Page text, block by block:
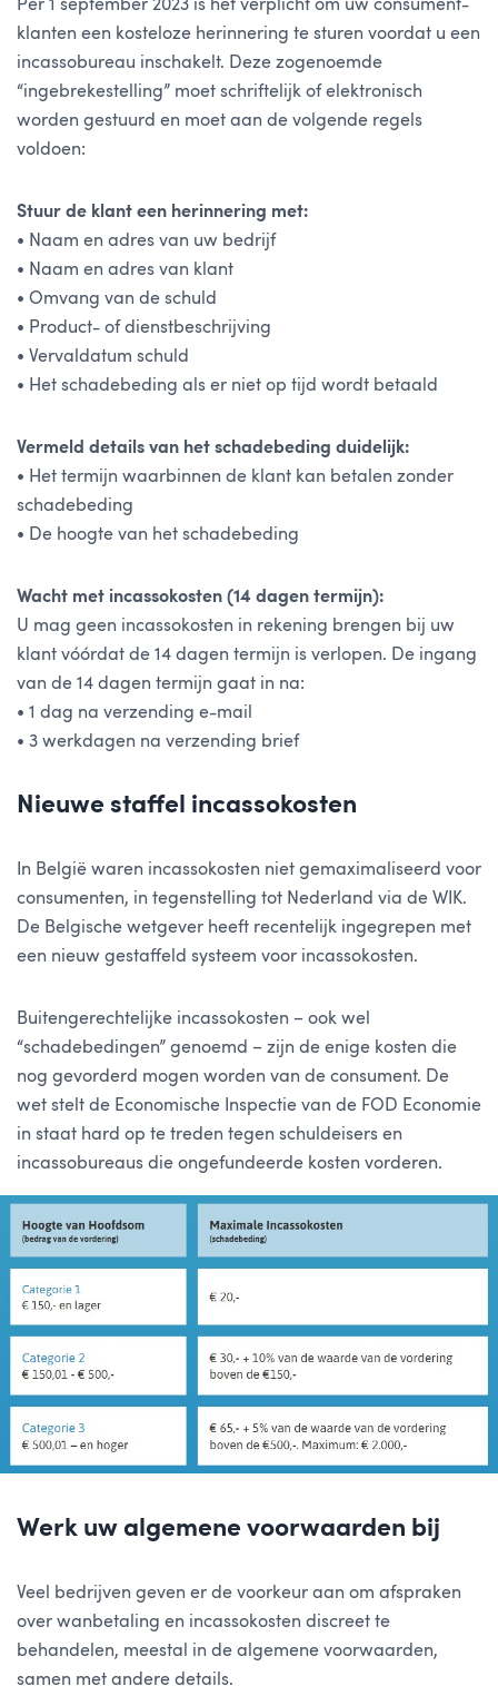
klanten een kosteloze herinnering te sturen voordat u een
incassobureau inschakelt. Deze zogenoemde
“ingebrekestelling” moet schriftelijk ofelektronisch
worden gestuurd en moet aan de volgende regels
voldoen:
Stuur de klant een herinnering met:
• Naam en adres van uw bedrijf
• Naam en adres van klant
• Omvang van de schuld
• Product- of dienstbeschrijving
• Vervaldatum schuld
• Het schadebeding als er niet op tijd wordt betaald
Vermeld details van het schadebeding duidelijk:
• Het termijn waarbinnen de klant kan betalen zonder
schadebeding
• De hoogte van het schadebeding
Wacht met incassokosten (14 dagen termijn):
U mag geen incassokosten in rekening brengen bij uw
klant vóórdat de 14 dagen termijn is verlopen. De ingang
van de 14 dagen termijn gaat in na:
• 1 dag na verzending e-mail
• 3 werkdagen na verzending brief
Nieuwe staffel incassokosten
In België waren incassokosten niet gemaximaliseerd voor
consumenten, in tegenstelling tot Nederland via de WIK.
De Belgische wetgever heeft recentelijk ingegrepen met
een nieuw gestaffeld systeem voor incassokosten.
Buitengerechtelijke incassokosten – ook wel
“schadebedingen” genoemd – zijn de enige kosten die
nog gevorderd mogen worden van de consument. De
wet stelt de Economische Inspectie van de FOD Economie
in staat hard op te treden tegen schuldeisers en
incassobureaus die ongefundeerde kosten vorderen.
Werk uw algemene voorwaarden bij
Veel bedrijven geven er de voorkeur aan om afspraken
over wanbetaling en incassokosten discreet te
behandelen, meestal in de algemene voorwaarden,
samen met andere details.